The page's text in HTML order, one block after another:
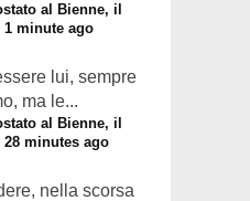
al Bienne, il
1 minute ago
lui, sempre
ma le...
al Bienne, il
28 minutes ago
nella scorsa